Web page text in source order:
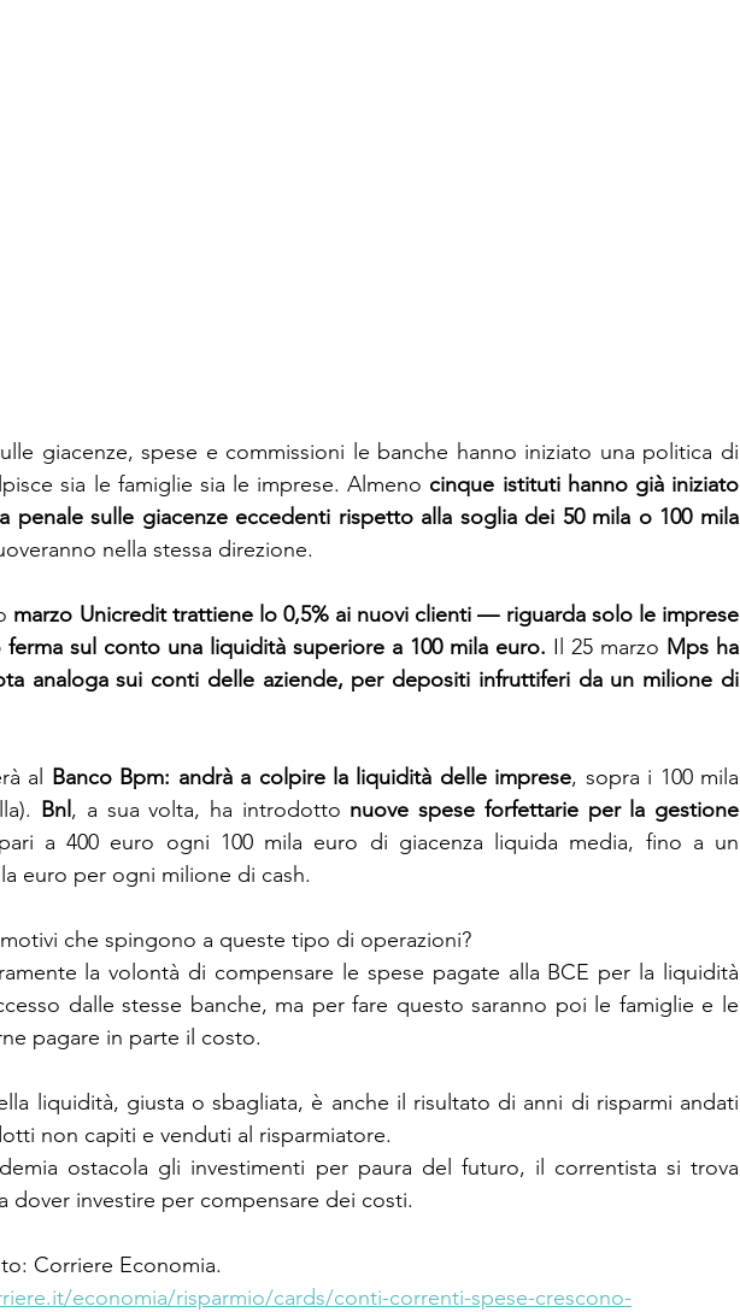
giacenze, spese e commissioni le banche hanno iniziato una politica di
sia le famiglie sia le imprese. Almeno cinque istituti hanno già iniziato
penale sulle giacenze eccedenti rispetto alla soglia dei 50 mila o 100 mila
nella stessa direzione.
marzo Unicredit trattiene lo 0,5% ai nuovi clienti — riguarda solo le imprese
sul conto una liquidità superiore a 100 mila euro. Il 25 marzo Mps ha
analoga sui conti delle aziende, per depositi infruttiferi da un milione di
al Banco Bpm: andrà a colpire la liquidità delle imprese, sopra i 100 mila
Bnl, a sua volta, ha introdotto nuove spese forfettarie per la gestione
a 400 euro ogni 100 mila euro di giacenza liquida media, fino a un
euro per ogni milione di cash.
che spingono a queste tipo di operazioni?
la volontà di compensare le spese pagate alla BCE per la liquidità
dalle stesse banche, ma per fare questo saranno poi le famiglie e le
pagare in parte il costo.
liquidità, giusta o sbagliata, è anche il risultato di anni di risparmi andati
non capiti e venduti al risparmiatore.
ostacola gli investimenti per paura del futuro, il correntista si trova
dover investire per compensare dei costi.
Corriere Economia.
economia/risparmio/cards/conti-correnti-spese-crescono-